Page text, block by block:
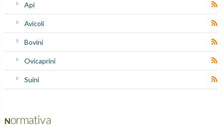
Api
Avicoli
Bovini
Ovicaprini
Suini
Normativa